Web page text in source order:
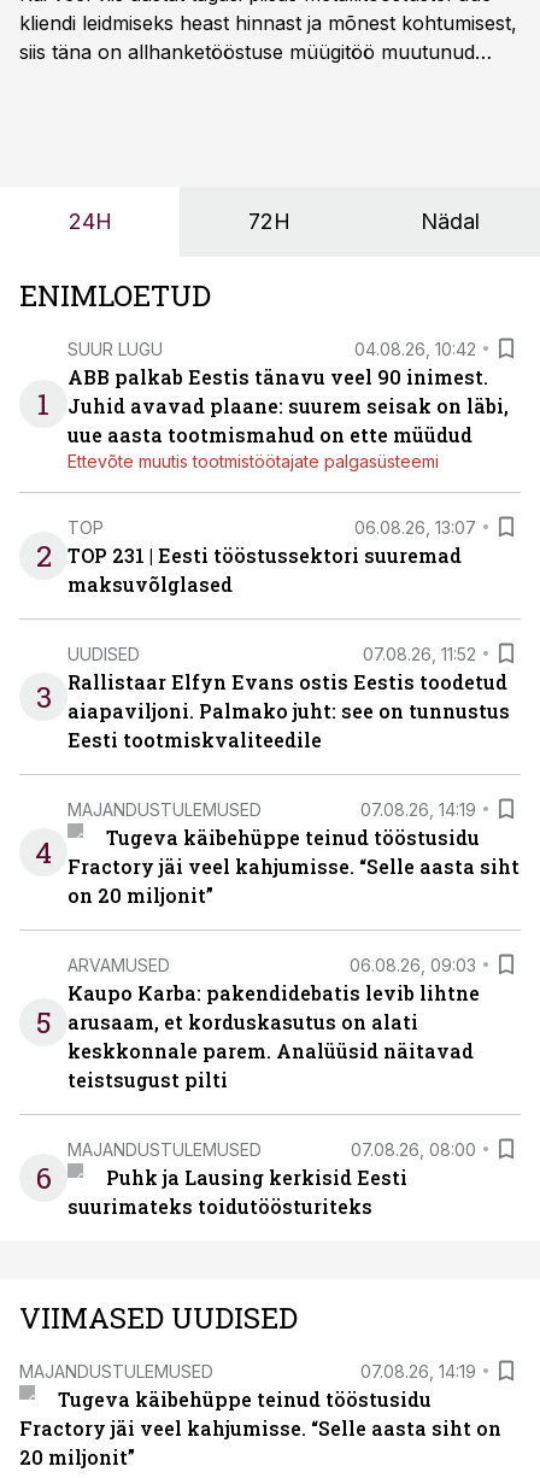
kliendi leidmiseks heast hinnast ja mõnest kohtumisest,
siis täna on allhanketööstuse müügitöö muutunud
24H 72H Nädal
ENIMLOETUD
1
SUUR LUGU 04.08.26, 10:42
ABB palkab Eestis tänavu veel 90 inimest.
Juhid avavad plaane: suurem seisak on läbi,
uue aasta tootmismahud on ette müüdud
Ettevõte muutis tootmistöötajate palgasüsteemi
2
TOP 06.08.26, 13:07
TOP 231 | Eesti tööstussektori suuremad
maksuvõlglased
3
UUDISED 07.08.26, 11:52
Rallistaar Elfyn Evans ostis Eestis toodetud
aiapaviljoni. Palmako juht: see on tunnustus
Eesti tootmiskvaliteedile
4
MAJANDUSTULEMUSED 07.08.26, 14:19
Tugeva käibehüppe teinud tööstusidu
Fractory jäi veel kahjumisse. “Selle aasta siht
on 20 miljonit”
5
ARVAMUSED 06.08.26, 09:03
Kaupo Karba: pakendidebatis levib lihtne
arusaam, et korduskasutus on alati
keskkonnale parem. Analüüsid näitavad
teistsugust pilti
6
MAJANDUSTULEMUSED 07.08.26, 08:00
Puhk ja Lausing kerkisid Eesti
suurimateks toidutöösturiteks
VIIMASED UUDISED
MAJANDUSTULEMUSED 07.08.26, 14:19
Tugeva käibehüppe teinud tööstusidu
Fractory jäi veel kahjumisse. “Selle aasta siht on
20 miljonit”